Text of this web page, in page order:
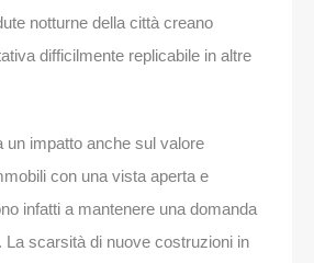
notturne della città creano
difficilmente replicabile in altre
un impatto anche sul valore
con una vista aperta e
infatti a mantenere una domanda
La scarsità di nuove costruzioni in